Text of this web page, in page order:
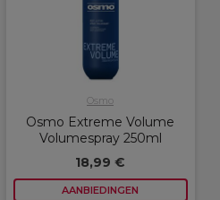
Osmo
Osmo Extreme Volume
Volumespray 250ml
18,99 €
AANBIEDINGEN